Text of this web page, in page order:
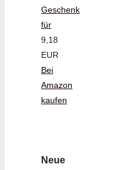
Geschenk
für
9,18
EUR
Bei
Amazon
kaufen
Neue